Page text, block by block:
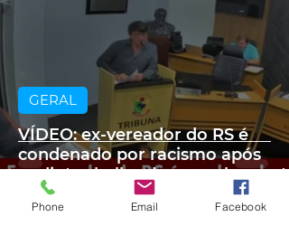
VÍDEO: ex-vereador do RS é
condenado por racismo após
pedir 'trabalho de gente branca'
em obra
GERAL
Phone Email Facebook